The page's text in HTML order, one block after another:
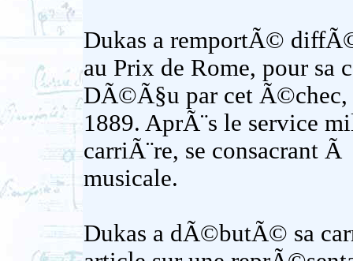
Dukas a remportÃ©
au Prix de Rome, pour sa
DÃ©Ã§u par cet
1889. AprÃ¨s le service
carriÃ¨re, se consacrant
musicale.
Dukas a dÃ©butÃ© sa